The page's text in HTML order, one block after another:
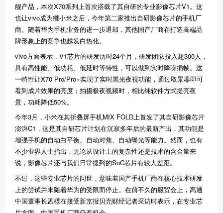
舰产品，本次X70系列上首次搭载了其自研的专业影像芯片V1。这
也让vivo成为继小米之后，今年第二家推出自研影像芯片的手机厂
商。随着华为手机业务的进一步退却，其他国产厂商在打造高端品
牌形象上的竞争也越发白热化。
vivo方面表示，V1芯片的研发历时24个月，研发团队投入超300人，
具有高性能、低功耗、低延时等特性，可以做到实时降噪插帧。这
一特性让X70 Pro/Pro+实现了实时黑光夜视功能，通过取景器即可
看到成片效果的亮度；拍摄极夜视频时，相比纯软件方式提亮夜
景，功耗降低50%。
今年3月，小米在其折叠屏手机MIX FOLD上首发了其自研影像芯片
澎湃C1，这是其自研芯片计划在沉寂多年后的最新产出，其功能是
增强手机的自动白平衡、自动对焦、自动曝光等能力。然而，也有
不少业界人士指出，无论从设计上的复杂性还是技术的含金量来
说，影像芯片还与我们日常提到的SoC芯片有较大差距。
不过，这些专业芯片的问世，意味着国产手机厂商在核心技术研发
上的尝试并未随着华为的受限而停止。在前不久的服贸会上，高通
中国董事长孟樸在接受新京报贝壳财经记者采访时表示，在专业芯